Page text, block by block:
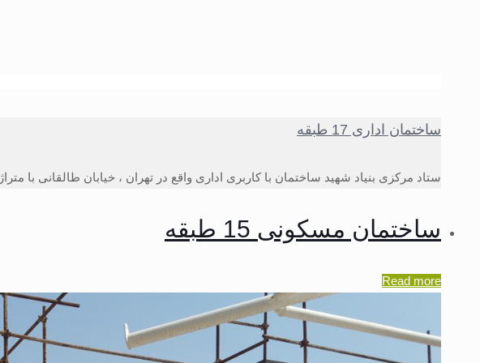
ساختمان اداری 17 طبقه
ستاد مرکزی بنیاد شهید ساختمان با کاربری اداری واقع در تهران ، خیابان طالقانی با متراژ ۶۳۰۰۰ متر مربع زیربنا در ۱۷ طبقه مشتمل بر ۶
ساختمان مسکونی 15 طبقه
Read more